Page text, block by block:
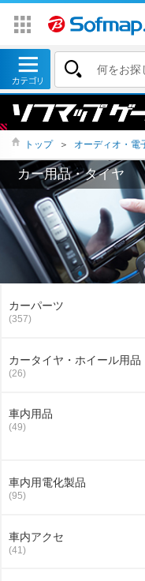
トップ ＞ オーディオ・電
カー用品・タイヤ
カーパーツ
(357)
カータイヤ・ホイール用品
(26)
車内用品
(49)
車内用電化製品
(95)
車内アクセ
(41)